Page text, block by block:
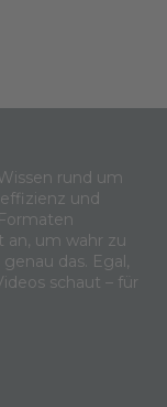
rund um
und
um wahr zu
das. Egal,
schaut – für